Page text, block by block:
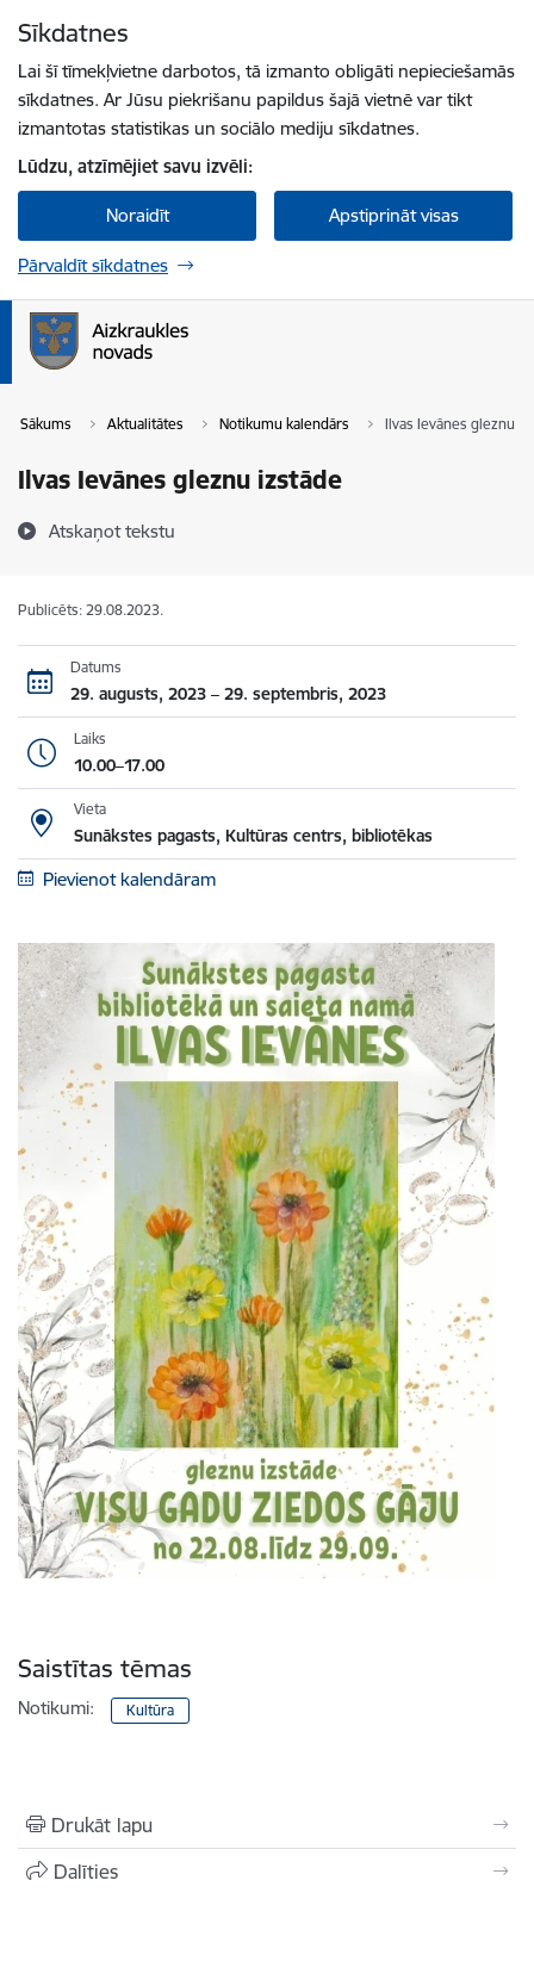
Sīkdatnes
Lai šī tīmekļvietne darbotos, tā izmanto obligāti nepieciešamās
sīkdatnes. Ar Jūsu piekrišanu papildus šajā vietnē var tikt
izmantotas statistikas un sociālo mediju sīkdatnes.
Lūdzu, atzīmējiet savu izvēli:
Noraidīt Apstiprināt visas
Pārvaldīt sīkdatnes
Sākums Aktualitātes Notikumu kalendārs Ilvas Ievānes gleznu
Ilvas Ievānes gleznu izstāde
Atskaņot tekstu
Publicēts: 29.08.2023.
Datums
29. augusts, 2023 – 29. septembris, 2023
Laiks
10.00–17.00
Vieta
Sunākstes pagasts, Kultūras centrs, bibliotēkas
Pievienot kalendāram
Saistītas tēmas
Notikumi: Kultūra
Drukāt lapu
Dalīties